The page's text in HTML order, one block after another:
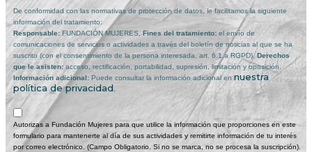
De conformidad con las normativas de protección de datos, le facilitamos la siguiente
información del tratamiento:
Responsable: FUNDACIÓN MUJERES, Fines del tratamiento: el envío de
comunicaciones de servicios o actividades a través del boletín de noticias al que se ha
suscrito (con el consentimiento de la persona interesada, art. 6.1.a RGPD). Derechos
que le asisten:acceso, rectificación, portabilidad, supresión, limitación y oposición.
Información adicional: Puede consultar la información adicional en nuestra
política de privacidad.
Autorizas a Fundación Mujeres para que utilice la información que proporciones en este
formulario para mantenerte al día de sus actividades y remitirte información de tu interés
por correo electrónico. (Campo Obligatorio. Si no se marca, no se procesa la suscripción).